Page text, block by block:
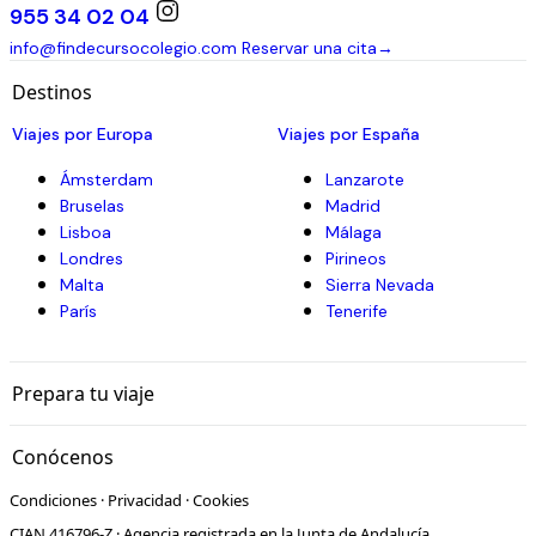
955 34 02 04
info@findecursocolegio.com Reservar una cita→
Destinos
Viajes por Europa
Ámsterdam
Bruselas
Lisboa
Londres
Malta
París
Viajes por España
Lanzarote
Madrid
Málaga
Pirineos
Sierra Nevada
Tenerife
Prepara tu viaje
Conócenos
Condiciones · Privacidad ·Cookies